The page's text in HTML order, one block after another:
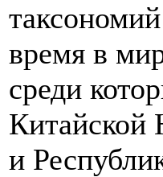
время в
среди
Китайской
и